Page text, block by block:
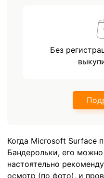
Без
Когда Microsoft Surface
Бандерольки, его
настоятельно
осмотр (по фото), и